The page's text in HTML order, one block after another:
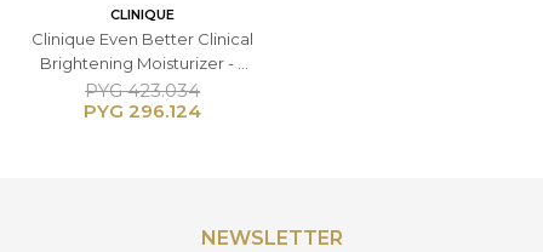
CLINIQUE
Clinique Even Better Clinical
Brightening Moisturizer - -
50ml Crema Hidratante
Facial Iluminadora
PYG 296.124
PYG 423.034
NEWSLETTER